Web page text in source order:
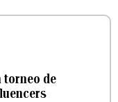
torneo de